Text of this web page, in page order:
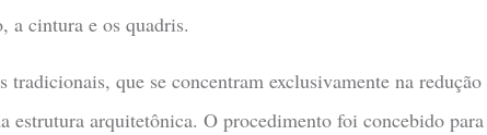
a cintura e os quadris.
tradicionais, que se concentram exclusivamente na
estrutura arquitetônica. O procedimento foi concebido